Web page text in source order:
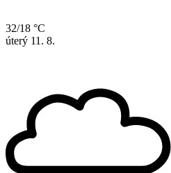
32/18 °C
úterý 11. 8.